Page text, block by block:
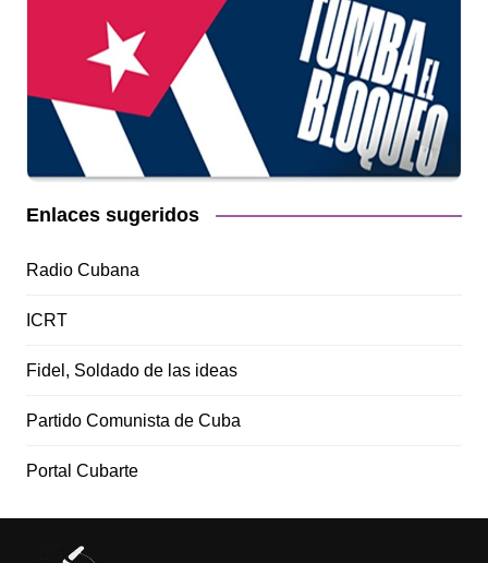
Enlaces sugeridos
Radio Cubana
ICRT
Fidel, Soldado de las ideas
Partido Comunista de Cuba
Portal Cubarte